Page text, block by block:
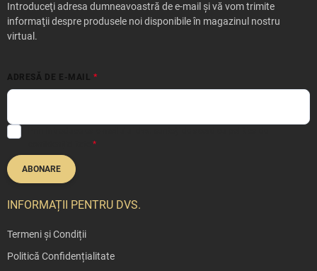
Introduceţi adresa dumneavoastră de e-mail şi vă vom trimite
informaţii despre produsele noi disponibile în magazinul nostru
virtual.
ADRESĂ DE E-MAIL
ABONARE
INFORMAȚII PENTRU DVS.
Termeni și Condiții
Politică Confidențialitate